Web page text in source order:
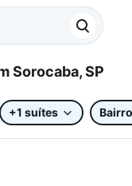
à venda em Sorocaba, SP
+1 suítes